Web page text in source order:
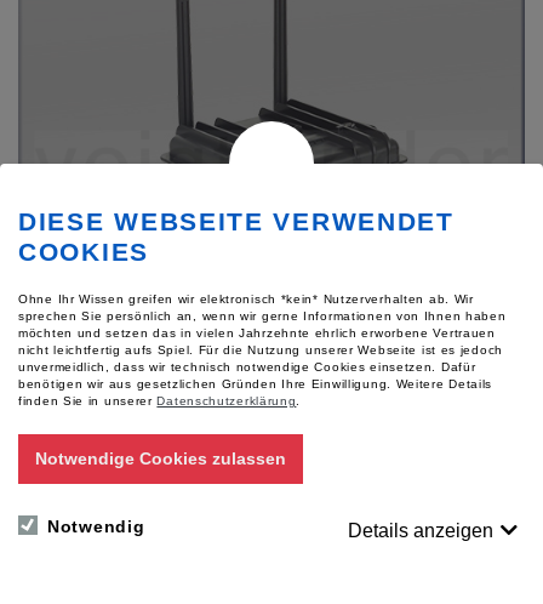
Artikelnummer: 49416
Transportkoffer, PP schwarz, 605 x 511 x
437mm
DIESE WEBSEITE VERWENDET
COOKIES
Ohne Ihr Wissen greifen wir elektronisch *kein* Nutzerverhalten ab. Wir
sprechen Sie persönlich an, wenn wir gerne Informationen von Ihnen haben
möchten und setzen das in vielen Jahrzehnte ehrlich erworbene Vertrauen
nicht leichtfertig aufs Spiel. Für die Nutzung unserer Webseite ist es jedoch
unvermeidlich, dass wir technisch notwendige Cookies einsetzen. Dafür
benötigen wir aus gesetzlichen Gründen Ihre Einwilligung.
Weitere Details
finden Sie in unsererDatenschutzerklärung
Notwendige Cookies zulassen
Notwendig Details anzeigen